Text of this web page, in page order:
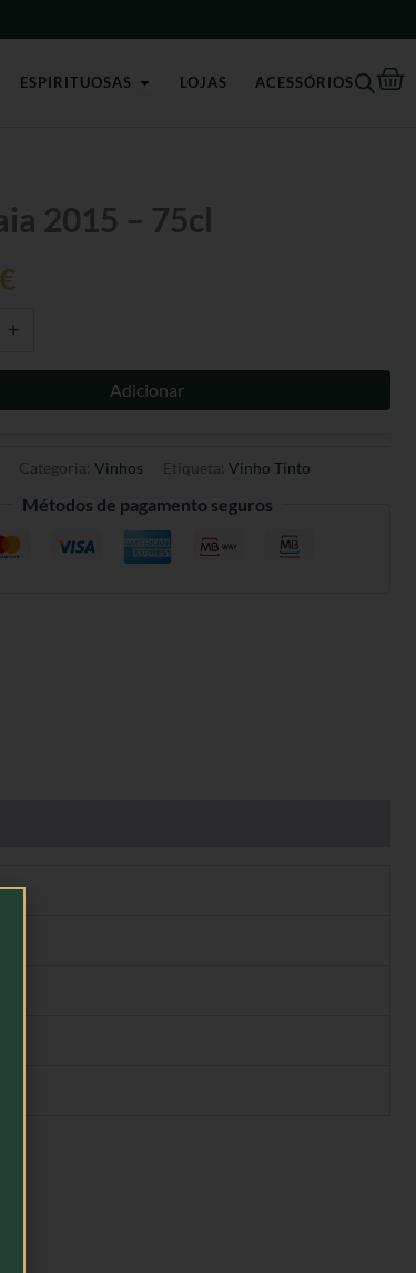
Champagnes e Espumantes
ESPIRITUOSAS Open Espirituosas
LOJAS ACESSÓRIOS
2015 – 75cl
€
+
Adicionar
Categoria:Vinhos Etiqueta:Vinho Tinto
Métodos de pagamento seguros
75cl